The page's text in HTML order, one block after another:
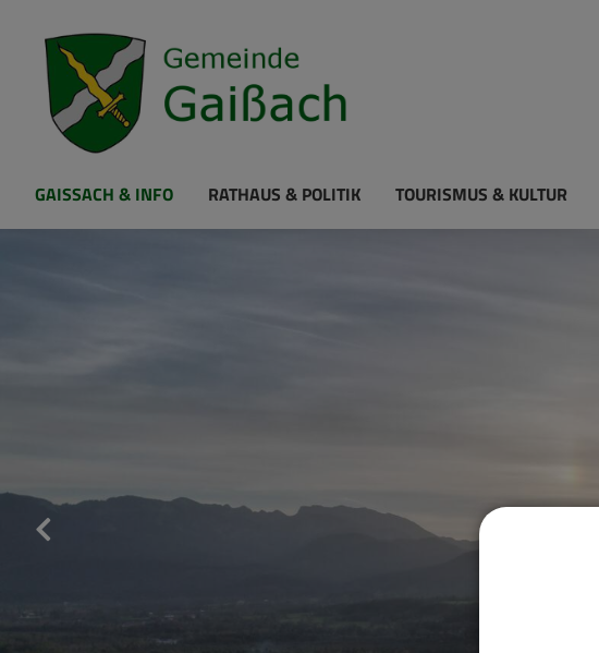
GAISSACH & INFO RATHAUS & POLITIK TOURISMUS & KULTUR